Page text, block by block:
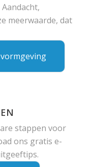
meerwaarde, dat
stappen voor
ons gratis e-